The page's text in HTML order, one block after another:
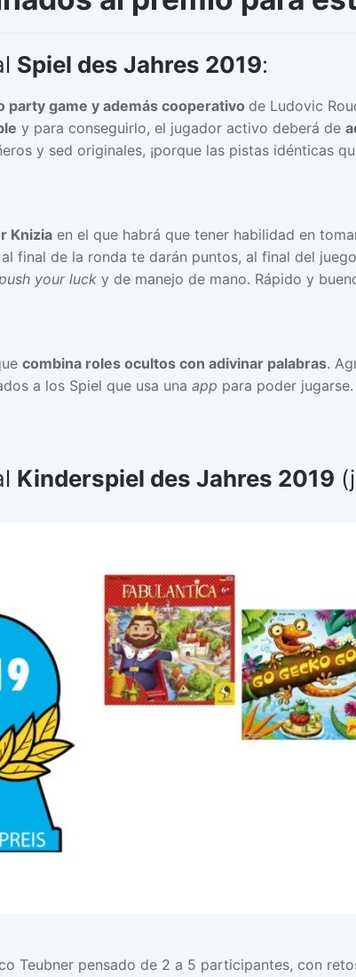
Spiel des Jahres 2019:
party game y además cooperativo de Ludovic
y para conseguirlo, el jugador activo deberá de
y sed originales, ¡porque las pistas idénticas
Knizia en el que habrá que tener habilidad en
final de la ronda te darán puntos, al final del
your luck y de manejo de mano. Rápido y
combina roles ocultos con adivinar palabras.
a los Spiel que usa una app para poder jugarse.
Kinderspiel des Jahres 2019
Teubner pensado de 2 a 5 participantes, con